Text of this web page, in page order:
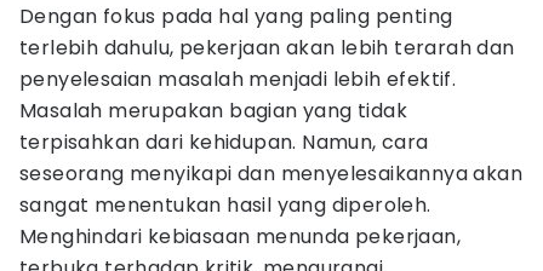
Dengan fokus pada hal yang paling penting
terlebih dahulu, pekerjaan akan lebih terarah dan
penyelesaian masalah menjadi lebih efektif.
Masalah merupakan bagian yang tidak
terpisahkan dari kehidupan. Namun, cara
seseorang menyikapi dan menyelesaikannya akan
sangat menentukan hasil yang diperoleh.
Menghindari kebiasaan menunda pekerjaan,